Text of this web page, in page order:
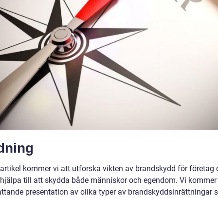
kommer vi att utforska vikten av brandskydd för företag
till att skydda både människor och egendom. Vi
presentation av olika typer av brandskyddsinrättningar